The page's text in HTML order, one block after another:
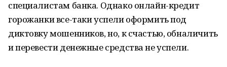
специалистам банка. Однако онлайн-кредит
горожанки все-таки успели оформить под
диктовку мошенников, но, к счастью, обналичить
и перевести денежные средства не успели.